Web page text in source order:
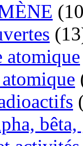
atomique
bêta,